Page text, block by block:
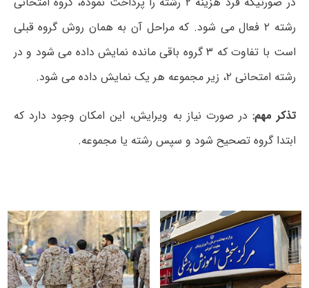
رشته ۲ فعال می شود. که مراحل آن به ھمان روش گروه قبلی
است با تفاوت که ۳ گروه باقی مانده نمایش داده می شود و در
رشته امتحانی ۲، زیر مجموعه ھر یک نمایش داده می شود.
تذکر مھم:در صورت نیاز به ویرایش، این امکان وجود دارد که
ابتدا گروه تصحیح شود و سپس رشته یا مجموعه.